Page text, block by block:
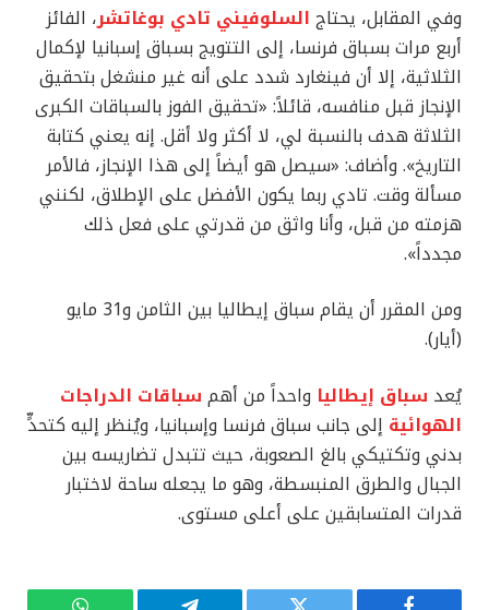
وفي المقابل، يحتاج السلوفيني تادي بوغاتشر، الفائز
أربع مرات بسباق فرنسا، إلى التتويج بسباق إسبانيا لإكمال
الثلاثية، إلا أن فينغارد شدد على أنه غير منشغل بتحقيق
الإنجاز قبل منافسه، قائلاً: «تحقيق الفوز بالسباقات الكبرى
الثلاثة هدف بالنسبة لي، لا أكثر ولا أقل. إنه يعني كتابة
التاريخ». وأضاف: «سيصل هو أيضاً إلى هذا الإنجاز، فالأمر
مسألة وقت. تادي ربما يكون الأفضل على الإطلاق، لكنني
هزمته من قبل، وأنا واثق من قدرتي على فعل ذلك
مجدداً».
ومن المقرر أن يقام سباق إيطاليا بين الثامن و31 مايو
(أيار).
يُعد سباق إيطاليا واحداً من أهم سباقات الدراجات
الهوائية إلى جانب سباق فرنسا وإسبانيا، ويُنظر إليه كتحدٍّ
بدني وتكتيكي بالغ الصعوبة، حيث تتبدل تضاريسه بين
الجبال والطرق المنبسطة، وهو ما يجعله ساحة لاختبار
قدرات المتسابقين على أعلى مستوى.